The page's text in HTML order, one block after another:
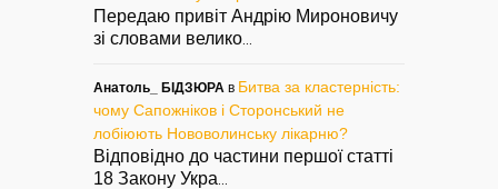
Передаю привіт Андрію Мироновичу
зі словами велико
Анатоль_ БІДЗЮРА в Битва за кластерність:
чому Сапожніков і Сторонський не
лобіюють Нововолинську лікарню?
Відповідно до частини першої статті
18 Закону Укра